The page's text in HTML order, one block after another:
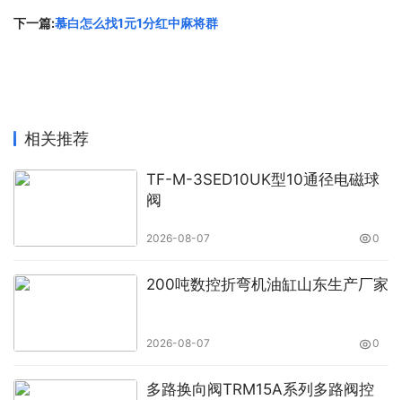
下一篇:慕白怎么找1元1分红中麻将群
相关推荐
TF-M-3SED10UK型10通径电磁球
阀
2026-08-07 0
200吨数控折弯机油缸山东生产厂家
2026-08-07 0
多路换向阀TRM15A系列多路阀控